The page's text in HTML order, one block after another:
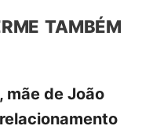
TAMBÉM
mãe de João